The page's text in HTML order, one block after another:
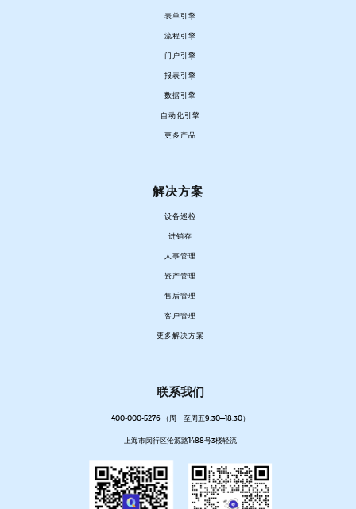
表单引擎
流程引擎
门户引擎
报表引擎
数据引擎
自动化引擎
更多产品
解决方案
设备巡检
进销存
人事管理
资产管理
售后管理
客户管理
更多解决方案
联系我们
400-000-5276 （周一至周五9:30—18:30）
上海市闵行区沧源路1488号3楼轻流